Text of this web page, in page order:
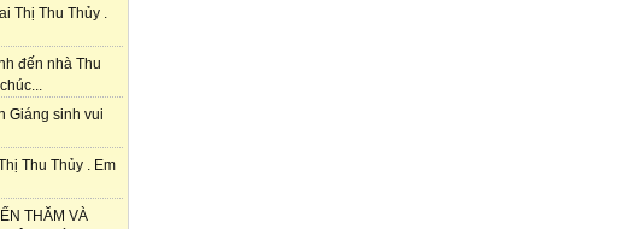
Thị Thu Thủy .
đến nhà Thu
Giáng sinh vui
Thu Thủy . Em
THĂM VÀ